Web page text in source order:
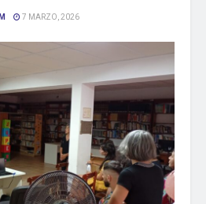
7 MARZO, 2026